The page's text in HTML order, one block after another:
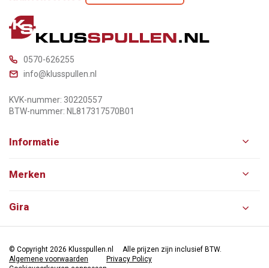
0570-626255
info@klusspullen.nl
KVK-nummer: 30220557
BTW-nummer: NL817317570B01
Informatie
Merken
Gira
© Copyright 2026 Klusspullen.nl
Alle prijzen zijn inclusief BTW.
Algemene voorwaarden
Privacy Policy